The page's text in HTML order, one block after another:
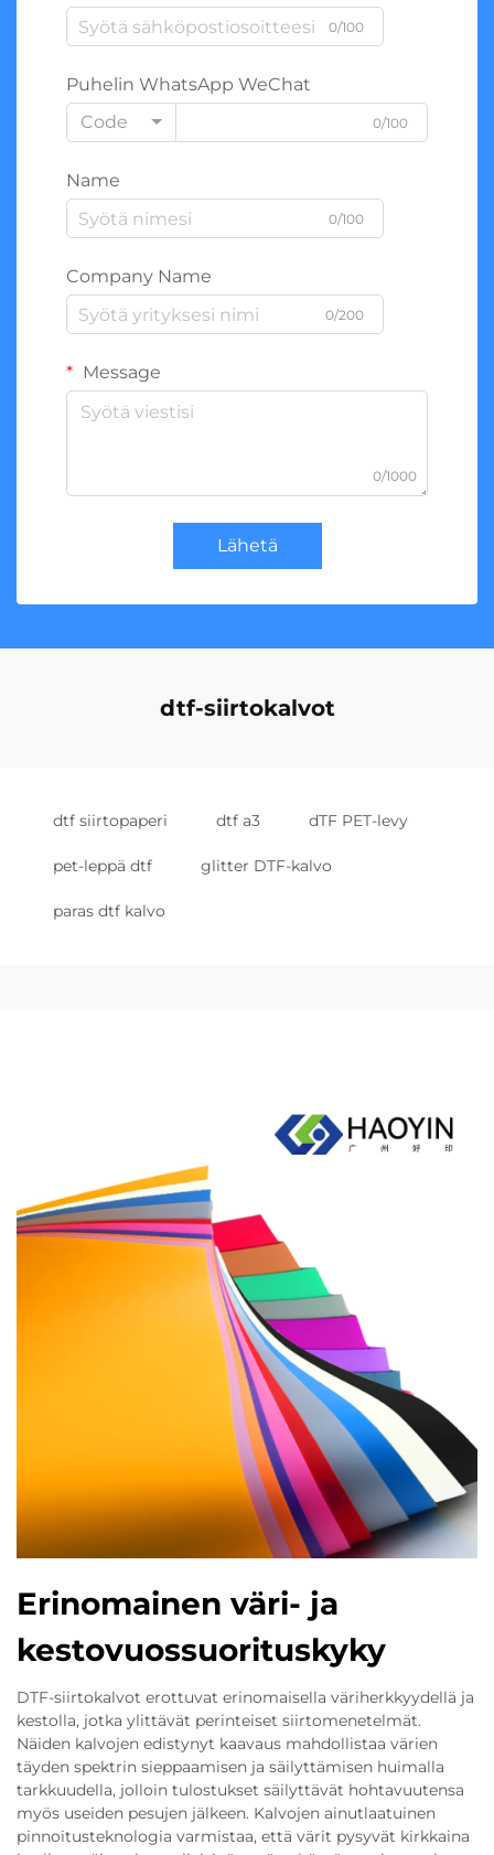
0/100
Puhelin WhatsApp WeChat
Code
0/100
Name
0/100
Company Name
0/200
Message
0/1000
Lähetä
dtf-siirtokalvot
dtf siirtopaperi dtf a3 dTF PET-levy
pet-leppä dtf glitter DTF-kalvo
paras dtf kalvo
Erinomainen väri- ja
kestovuossuorituskyky
DTF-siirtokalvot erottuvat erinomaisella väriherkkyydellä ja
kestolla, jotka ylittävät perinteiset siirtomenetelmät.
Näiden kalvojen edistynyt kaavaus mahdollistaa värien
täyden spektrin sieppaamisen ja säilyttämisen huimalla
tarkkuudella, jolloin tulostukset säilyttävät hohtavuutensa
myös useiden pesujen jälkeen. Kalvojen ainutlaatuinen
pinnoitusteknologia varmistaa, että värit pysyvät kirkkaina